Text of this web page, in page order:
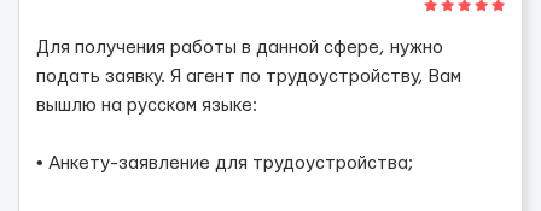
Для получения работы в данной сфере, нужно
подать заявку. Я агент по трудоустройству, Вам
вышлю на русском языке:
• Анкету-заявление для трудоустройства;